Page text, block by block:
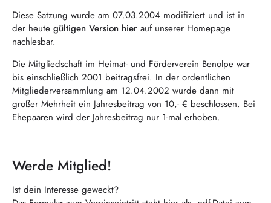
Diese Satzung wurde am 07.03.2004 modifiziert und ist in
der heute gültigen Version hier auf unserer Homepage
nachlesbar.
Die Mitgliedschaft im Heimat- und Förderverein Benolpe war
bis einschließlich 2001 beitragsfrei. In der ordentlichen
Mitgliederversammlung am 12.04.2002 wurde dann mit
großer Mehrheit ein Jahresbeitrag von 10,- € beschlossen. Bei
Ehepaaren wird der Jahresbeitrag nur 1-mal erhoben.
Werde Mitglied!
Ist dein Interesse geweckt?